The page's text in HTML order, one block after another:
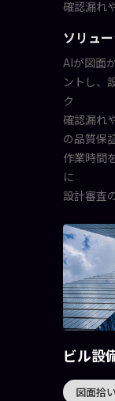
確認漏れ
ソリュ
AIが図面
ントし、
ク
確認漏れ
の品質保
作業時間
に
設計審査
ビル設
図面拾